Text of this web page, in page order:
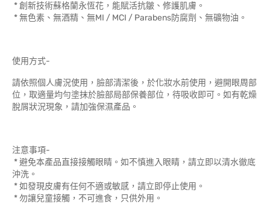
* 創新技術蘇格蘭永恆花，能賦活抗皺、修護肌膚。
* 無色素、無酒精、無MI / MCI / Parabens防腐劑、無礦物油。
使用方式-
請依照個人膚況使用，臉部清潔後，於化妝水前使用，避開眼周部
位，取適量均勻塗抹於臉部局部保養部位，待吸收即可。如有乾燥
脫屑狀況現象，請加強保濕產品。
注意事項-
* 避免本產品直接接觸眼睛。如不慎進入眼睛，請立即以清水徹底
沖洗。
* 如發現皮膚有任何不適或敏感，請立即停止使用。
* 勿讓兒童接觸，不可進食，只供外用。